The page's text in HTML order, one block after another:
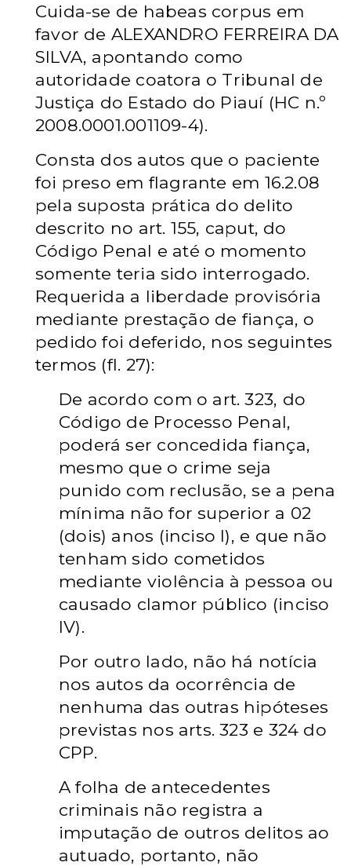
Cuida-se de habeas corpus em
favor de ALEXANDRO FERREIRA DA
SILVA, apontando como
autoridade coatora o Tribunal de
Justiça do Estado do Piauí (HC n.º
2008.0001.001109-4).
Consta dos autos que o paciente
foi preso em flagrante em 16.2.08
pela suposta prática do delito
descrito no art. 155, caput, do
Código Penal e até o momento
somente teria sido interrogado.
Requerida a liberdade provisória
mediante prestação de fiança, o
pedido foi deferido, nos seguintes
termos (fl. 27):
De acordo com o art. 323, do
Código de Processo Penal,
poderá ser concedida fiança,
mesmo que o crime seja
punido com reclusão, se a pena
mínima não for superior a 02
(dois) anos (inciso I), e que não
tenham sido cometidos
mediante violência à pessoa ou
causado clamor público (inciso
IV).
Por outro lado, não há notícia
nos autos da ocorrência de
nenhuma das outras hipóteses
previstas nos arts. 323 e 324 do
CPP.
A folha de antecedentes
criminais não registra a
imputação de outros delitos ao
autuado, portanto, não